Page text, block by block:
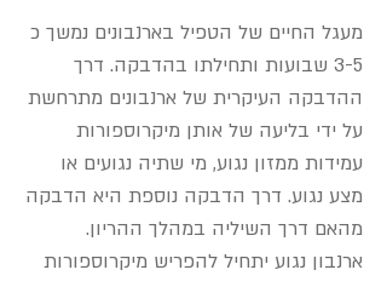
מעגל החיים של הטפיל בארנבונים נמשך כ
3-5 שבועות ותחילתו בהדבקה. דרך
ההדבקה העיקרית של ארנבונים מתרחשת
על ידי בליעה של אותן מיקרוספורות
עמידות ממזון נגוע, מי שתיה נגועים או
מצע נגוע. דרך הדבקה נוספת היא הדבקה
מהאם דרך השיליה במהלך ההריון.
ארנבון נגוע יתחיל להפריש מיקרוספורות